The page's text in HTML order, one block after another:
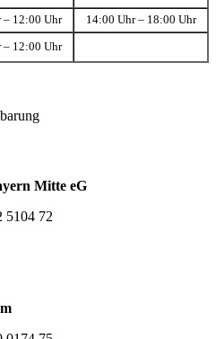
– 12:00 Uhr 14:00 Uhr – 18:00 Uhr
– 12:00 Uhr
Mitte eG
72